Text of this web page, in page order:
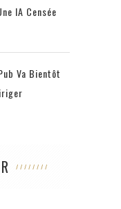
IA Censée
Va Bientôt